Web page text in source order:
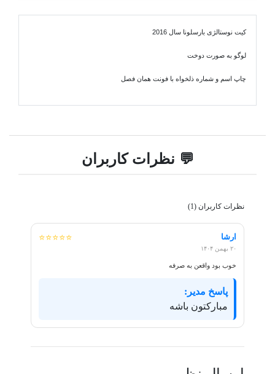
کیت نوستالژی بارسلونا سال 2016
لوگو به صورت دوخت
چاپ اسم و شماره ذلخواه با فونت همان فصل
💬 نظرات کاربران
نظرات کاربران (1)
ارشا
۲۰ بهمن ۱۴۰۴
⭐⭐⭐⭐⭐
خوب بود واقعن به صرفه
پاسخ مدیر:
مبارکتون باشه